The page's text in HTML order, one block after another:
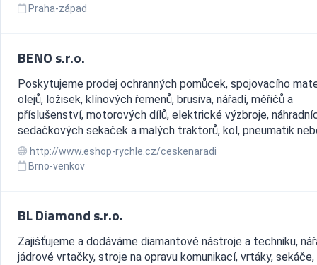
Praha-západ
BENO s.r.o.
Poskytujeme prodej ochranných pomůcek, spojovacího
olejů, ložisek, klínových řemenů, brusiva, nářadí, měřičů a
příslušenství, motorových dílů, elektrické výzbroje,
sedačkových sekaček a malých traktorů, kol, pneumatik
http://www.eshop-rychle.cz/ceskenaradi
Brno-venkov
BL Diamond s.r.o.
Zajišťujeme a dodáváme diamantové nástroje a techniku,
jádrové vrtačky, stroje na opravu komunikací, vrtáky, sekáče,